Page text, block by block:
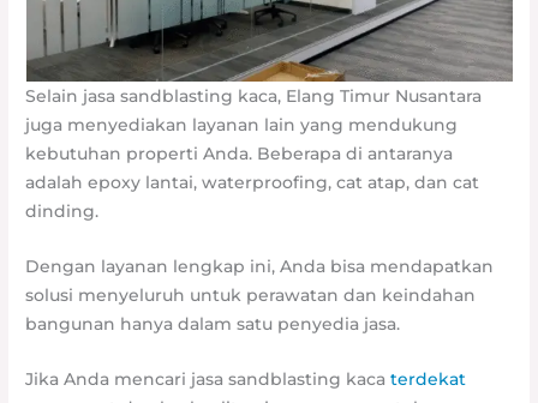
Selain jasa sandblasting kaca, Elang Timur Nusantara
juga menyediakan layanan lain yang mendukung
kebutuhan properti Anda. Beberapa di antaranya
adalah epoxy lantai, waterproofing, cat atap, dan cat
dinding.
Dengan layanan lengkap ini, Anda bisa mendapatkan
solusi menyeluruh untuk perawatan dan keindahan
bangunan hanya dalam satu penyedia jasa.
Jika Anda mencari jasa sandblasting kacaterdekat